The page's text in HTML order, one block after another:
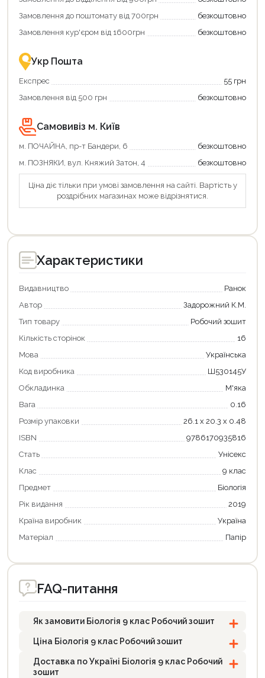
картою
єКнига
–
зручно
та
Економте
більше
разом
державною
підтримкою!
Замовлення до поштомату від 700грн
безкоштовно
Замовлення кур'єром від 1600грн
безкоштовно
Укр Пошта
Експрес
55 грн
Замовлення від 500 грн
безкоштовно
Самовивіз м. Київ
м. ПОЧАЙНА, пр-т Бандери, 6
безкоштовно
м. ПОЗНЯКИ, вул. Княжий Затон, 4
безкоштовно
Ціна діє тільки при умові замовлення на сайті. Вартість у
роздрібних магазинах може відрізнятися.
Характеристики
Видавництво
Ранок
Автор
Задорожний К.М.
Тип товару
Робочий зошит
Кількість сторінок
16
Мова
Українська
Код виробника
Ш530145У
Обкладинка
М'яка
Вага
0.16
Розмір упаковки
26.1 х 20.3 х 0.48
ISBN
9786170935816
Стать
Унісекс
Клас
9 клас
Предмет
Біологія
Рік видання
2019
Країна виробник
Україна
Матеріал
Папір
FAQ-питання
Як замовити Біологія 9 клас Робочий зошит
Ціна Біологія 9 клас Робочий зошит
Доставка по Україні Біологія 9 клас Робочий
зошит
Продовжити покупки